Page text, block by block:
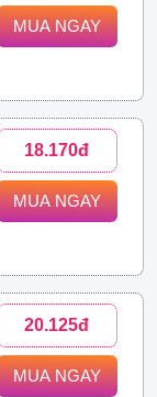
MUA NGAY
18.170đ
MUA NGAY
20.125đ
MUA NGAY